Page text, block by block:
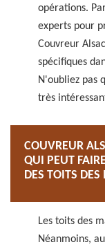
opérations.
experts pour
Couvreur
spécifiques
N'oubliez pas
très
COUVREUR
QUI PEUT
DES TOITS
Les toits des
Néanmoins,